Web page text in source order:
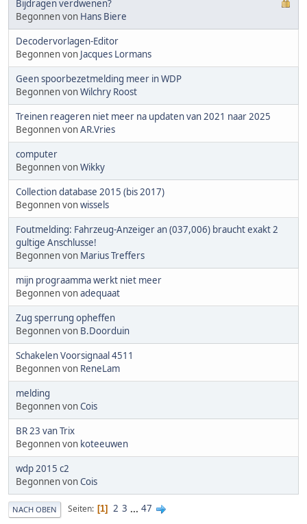
Bijdragen verdwenen?
Begonnen von Hans Biere
Decodervorlagen-Editor
Begonnen von Jacques Lormans
Geen spoorbezetmelding meer in WDP
Begonnen vonWilchry Roost
Treinen reageren niet meer na updaten van 2021 naar 2025
Begonnen vonAR.Vries
computer
Begonnen vonWikky
Collection database 2015 (bis 2017)
Begonnen vonwissels
Foutmelding: Fahrzeug-Anzeiger an (037,006) braucht exakt 2
gultige Anschlusse!
Begonnen von Marius Treffers
mijn prograamma werkt niet meer
Begonnen vonadequaat
Zug sperrung opheffen
Begonnen von B.Doorduin
Schakelen Voorsignaal 4511
Begonnen von ReneLam
melding
Begonnen vonCois
BR 23 van Trix
Begonnen von koteeuwen
wdp 2015 c2
Begonnen vonCois
NACH OBEN Seiten 1 2 3 ... 47